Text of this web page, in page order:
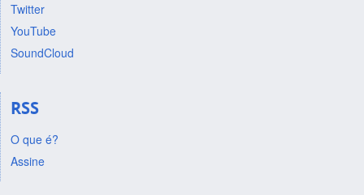
Twitter
YouTube
SoundCloud
RSS
O que é?
Assine